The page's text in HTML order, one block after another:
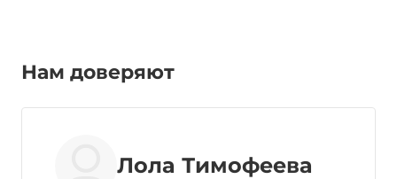
Нам доверяют
Лола Тимофеева